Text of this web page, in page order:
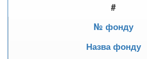
#
№ фонду
Назва фонду